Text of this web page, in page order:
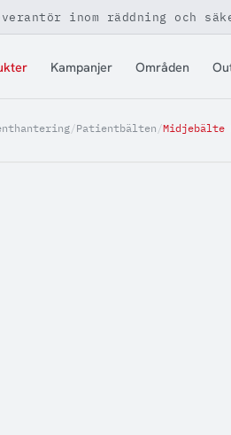
inom räddning och
Kampanjer Områden
/Patientbälten /